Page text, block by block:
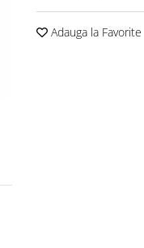
Adauga la Favorite